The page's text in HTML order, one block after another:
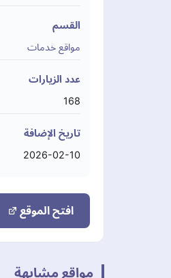
القسم
مواقع خدمات
عدد الزيارات
168
تاريخ الإضافة
2026-02-10
افتح الموقع
مواقع مشابهة